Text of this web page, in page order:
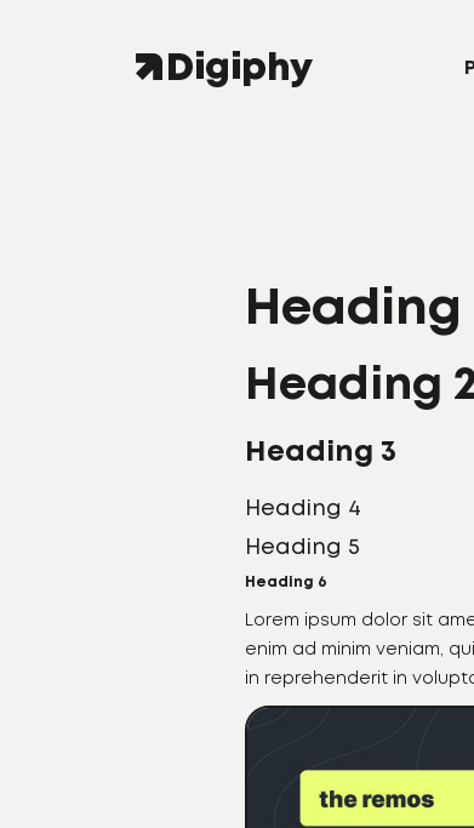
Heading
Heading
Heading 3
Heading 4
Heading 5
Heading 6
Lorem ipsum dolor sit
enim ad minim veniam,
in reprehenderit in